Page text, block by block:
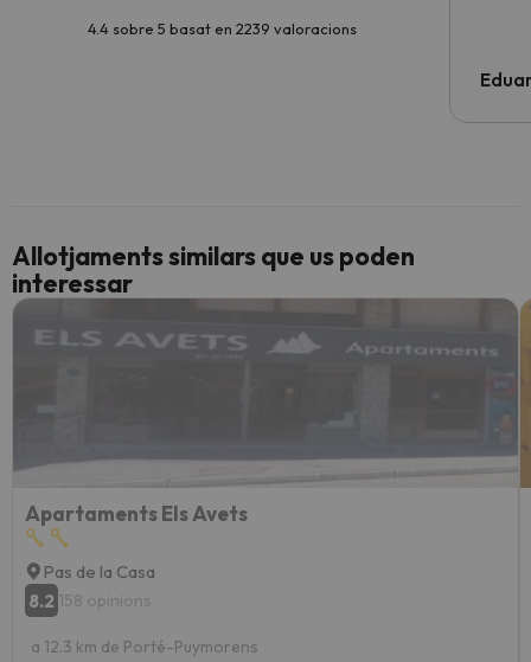
4.4 sobre 5 basat en 2239 valoracions
Allotjaments similars que us poden
interessar
Apartaments Els Avets
Pas de la Casa
8.2 158 opinions
a 12.3 km de Porté-Puymorens